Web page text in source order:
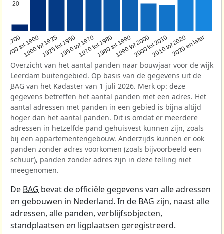
1700
1700 tot 1900
1900 tot 19251925 tot 19501950 tot 19701970 tot 19801980 tot 19901990 tot 20002000 tot 20102010 tot 20202020 en later
20
20
Overzicht van het aantal panden naar bouwjaar voor de wijk
Leerdam buitengebied. Op basis van de gegevens uit de
BAG van het Kadaster van 1 juli 2026. Merk op: deze
gegevens betreffen het aantal panden met een adres. Het
aantal adressen met panden in een gebied is bijna altijd
hoger dan het aantal panden. Dit is omdat er meerdere
adressen in hetzelfde pand gehuisvest kunnen zijn, zoals
bij een appartementengebouw. Anderzijds kunnen er ook
panden zonder adres voorkomen (zoals bijvoorbeeld een
schuur), panden zonder adres zijn in deze telling niet
meegenomen.
De BAG bevat de officiële gegevens van alle adressen
en gebouwen in Nederland. In de BAG zijn, naast alle
adressen, alle panden, verblijfsobjecten,
standplaatsen en ligplaatsen geregistreerd.